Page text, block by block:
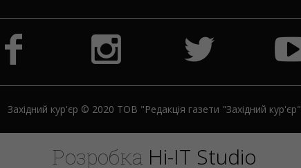
Західний кур'єр © 2020 ТОВ "Редакція газети "Західний кур'єр"
Розробка Hi-IT Studio